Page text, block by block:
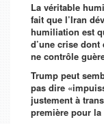
La véritable
fait que l’Iran
humiliation est
d’une crise
ne contrôle
Trump peut
pas dire
justement à
première pour